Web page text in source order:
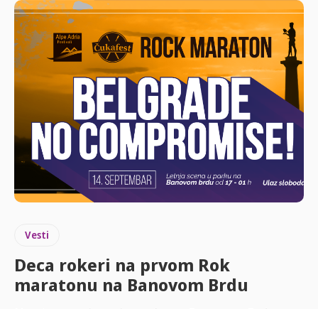
Vesti
Deca rokeri na prvom Rok
maratonu na Banovom Brdu